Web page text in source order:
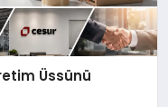
Üssünü